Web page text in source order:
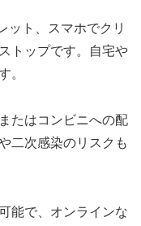
ット、スマホでクリ
トップです。自宅や
。
たはコンビニへの配
二次感染のリスクも
能で、オンラインな